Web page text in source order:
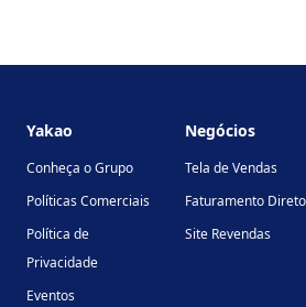
Yakao
Conheça o Grupo
Políticas Comerciais
Política de
Privacidade
Eventos
Negócios
Tela de Vendas
Faturamento Direto
Site Revendas